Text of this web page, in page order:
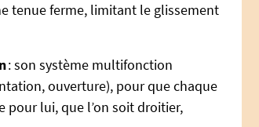
tenue ferme, limitant le glissement
: son système multifonction
ouverture), pour que chaque
lui, que l’on soit droitier,